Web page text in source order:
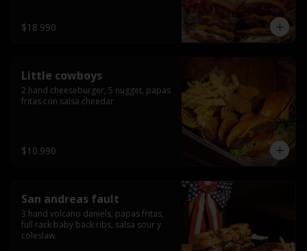
$18.990
Little cowboys
2 hand cheeseburger, 5 nugget, papas
fritas con salsa cheedar
$10.990
San andreas fault
3 hand volcano daniels, papas fritas,
full rack baby back ribs, salsa sour y
coleslaw.